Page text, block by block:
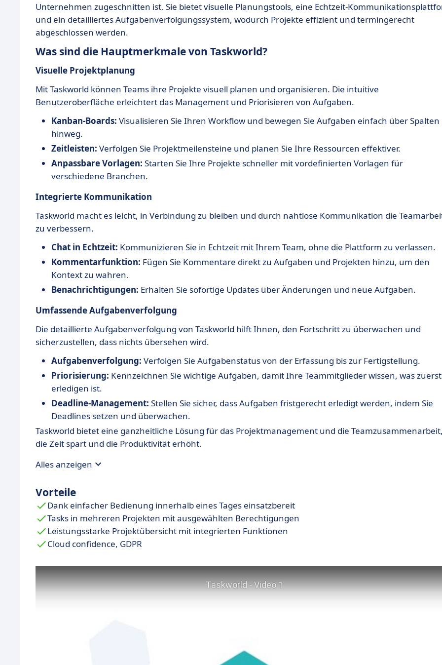
Unternehmen zugeschnitten ist. Sie bietet visuelle Planungstools, eine Echtzeit-
und ein detailliertes Aufgabenverfolgungssystem, wodurch Projekte effizient und termingerecht
abgeschlossen werden.
Was sind die Hauptmerkmale von Taskworld?
Visuelle Projektplanung
Mit Taskworld können Teams ihre Projekte visuell planen und organisieren. Die intuitive
Benutzeroberfläche erleichtert das Management und Priorisieren von Aufgaben.
Kanban-Boards: Visualisieren Sie Ihren Workflow und bewegen Sie Aufgaben einfach über Spalten
hinweg.
Zeitleisten: Verfolgen Sie Projektmeilensteine und planen Sie Ihre Ressourcen effektiver.
Anpassbare Vorlagen: Starten Sie Ihre Projekte schneller mit vordefinierten Vorlagen für
verschiedene Branchen.
Integrierte Kommunikation
Taskworld macht es leicht, in Verbindung zu bleiben und durch nahtlose Kommunikation die
zu verbessern.
Chat in Echtzeit: Kommunizieren Sie in Echtzeit mit Ihrem Team, ohne die Plattform zu verlassen.
Kommentarfunktion: Fügen Sie Kommentare direkt zu Aufgaben und Projekten hinzu, um den
Kontext zu wahren.
Benachrichtigungen: Erhalten Sie sofortige Updates über Änderungen und neue Aufgaben.
Umfassende Aufgabenverfolgung
Die detaillierte Aufgabenverfolgung von Taskworld hilft Ihnen, den Fortschritt zu überwachen und
sicherzustellen, dass nichts übersehen wird.
Aufgabenverfolgung: Verfolgen Sie Aufgabenstatus von der Erfassung bis zur Fertigstellung.
Priorisierung: Kennzeichnen Sie wichtige Aufgaben, damit Ihre Teammitglieder wissen, was
erledigen ist.
Deadline-Management: Stellen Sie sicher, dass Aufgaben fristgerecht erledigt werden, indem Sie
Deadlines setzen und überwachen.
Taskworld bietet eine ganzheitliche Lösung für das Projektmanagement und die
die Zeit spart und die Produktivität erhöht.
Alles anzeigen
Vorteile
Dank einfacher Bedienung innerhalb eines Tages einsatzbereit
Tasks in mehreren Projekten mit ausgewählten Berechtigungen
Leistungsstarke Projektübersicht mit integrierten Funktionen
Cloud confidence, GDPR